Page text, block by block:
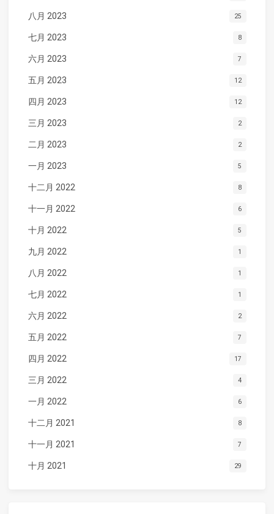
八月 2023 25
七月 2023 8
六月 2023 7
五月 2023 12
四月 2023 12
三月 2023 2
二月 2023 2
一月 2023 5
十二月 2022 8
十一月 2022 6
十月 2022 5
九月 2022 1
八月 2022 1
七月 2022 1
六月 2022 2
五月 2022 7
四月 2022 17
三月 2022 4
一月 2022 6
十二月 2021 8
十一月 2021 7
十月 2021 29